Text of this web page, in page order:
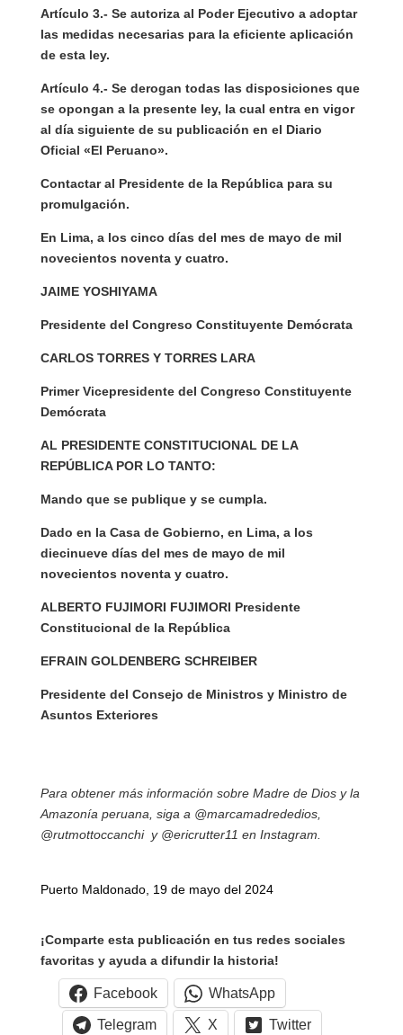
Artículo 3.- Se autoriza al Poder Ejecutivo a adoptar
las medidas necesarias para la eficiente aplicación
de esta ley.
Artículo 4.- Se derogan todas las disposiciones que
se opongan a la presente ley, la cual entra en vigor
al día siguiente de su publicación en el Diario
Oficial «El Peruano».
Contactar al Presidente de la República para su
promulgación.
En Lima, a los cinco días del mes de mayo de mil
novecientos noventa y cuatro.
JAIME YOSHIYAMA
Presidente del Congreso Constituyente Demócrata
CARLOS TORRES Y TORRES LARA
Primer Vicepresidente del Congreso Constituyente
Demócrata
AL PRESIDENTE CONSTITUCIONAL DE LA
REPÚBLICA POR LO TANTO:
Mando que se publique y se cumpla.
Dado en la Casa de Gobierno, en Lima, a los
diecinueve días del mes de mayo de mil
novecientos noventa y cuatro.
ALBERTO FUJIMORI FUJIMORI Presidente
Constitucional de la República
EFRAIN GOLDENBERG SCHREIBER
Presidente del Consejo de Ministros y Ministro de
Asuntos Exteriores
Para obtener más información sobre Madre de Dios y la
Amazonía peruana, siga a @marcamadrededios,
@rutmottoccanchi y @ericrutter11 en Instagram.
Puerto Maldonado, 19 de mayo del 2024
¡Comparte esta publicación en tus redes sociales
favoritas y ayuda a difundir la historia!
Facebook WhatsApp
Telegram X Twitter